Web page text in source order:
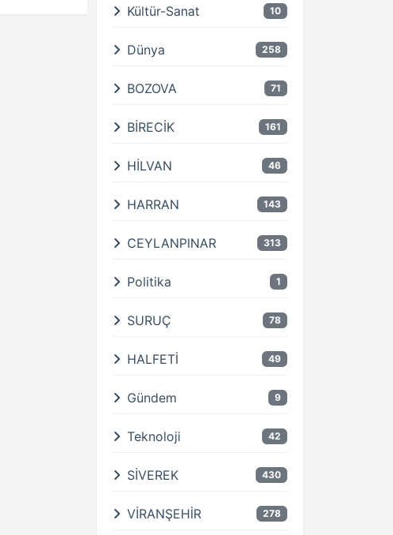
Kültür-Sanat 10
Dünya 258
BOZOVA 71
BİRECİK 161
HİLVAN 46
HARRAN 143
CEYLANPINAR 313
Politika 1
SURUÇ 78
HALFETİ 49
Gündem 9
Teknoloji 42
SİVEREK 430
VİRANŞEHİR 278